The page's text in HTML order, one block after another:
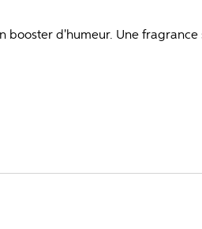
d'humeur. Une fragrance